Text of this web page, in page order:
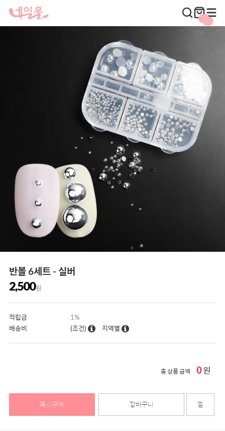
반볼 6세트 - 실버
2,500원
적립금
1%
배송비
(조건) 지역별
총 상품 금액 0원
즉시구매 장바구니 찜